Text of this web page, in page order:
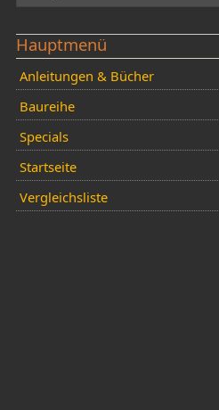
Hauptmenü
Anleitungen & Bücher
Baureihe
Specials
Startseite
Vergleichsliste